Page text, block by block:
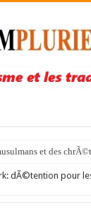
et des
dÃ©tention pour